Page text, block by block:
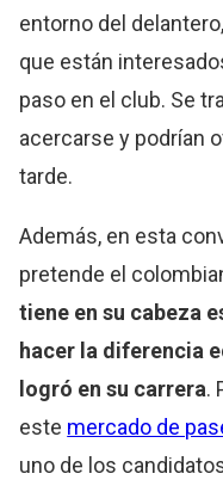
entorno del
que están
paso en el club. Se
acercarse y podrían
tarde.
Además, en esta
pretende el
tiene en su cabeza
hacer la diferencia
logró en su carrera.
este mercado de
uno de los